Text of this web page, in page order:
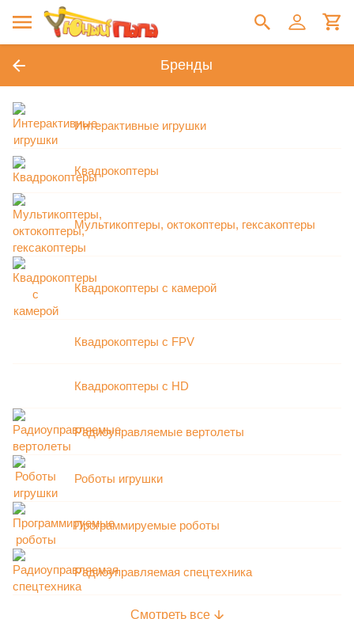
Бренды
Интерактивные игрушки
Квадрокоптеры
Мультикоптеры, октокоптеры, гексакоптеры
Квадрокоптеры с камерой
Квадрокоптеры с FPV
Квадрокоптеры с HD
Радиоуправляемые вертолеты
Роботы игрушки
Программируемые роботы
Радиоуправляемая спецтехника